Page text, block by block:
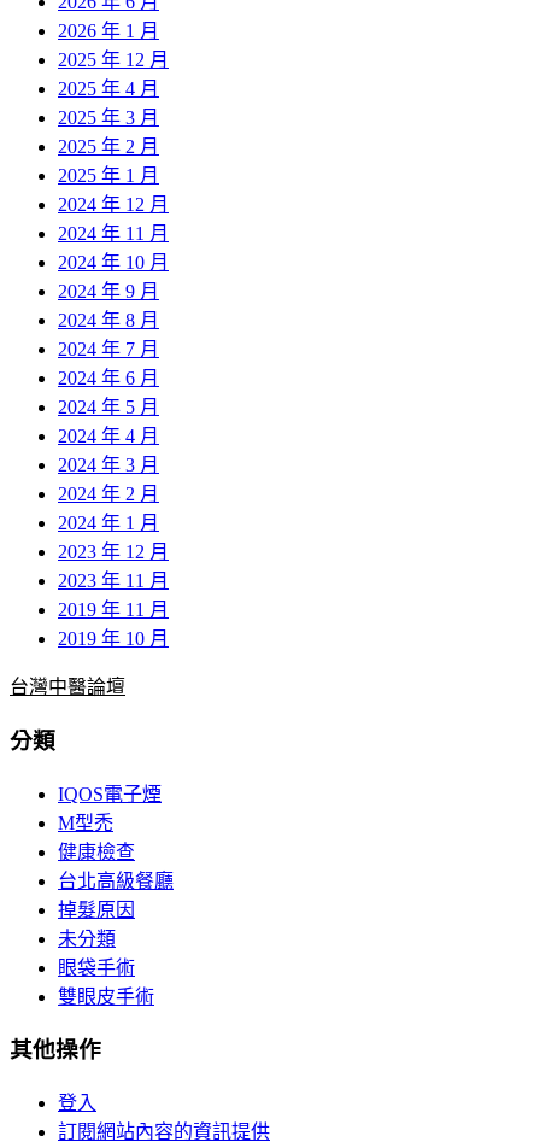
2026 年 1 月
2025 年 12 月
2025 年 4 月
2025 年 3 月
2025 年 2 月
2025 年 1 月
2024 年 12 月
2024 年 11 月
2024 年 10 月
2024 年 9 月
2024 年 8 月
2024 年 7 月
2024 年 6 月
2024 年 5 月
2024 年 4 月
2024 年 3 月
2024 年 2 月
2024 年 1 月
2023 年 12 月
2023 年 11 月
2019 年 11 月
2019 年 10 月
台灣中醫論壇
分類
IQOS電子煙
M型禿
健康檢查
台北高級餐廳
掉髮原因
未分類
眼袋手術
雙眼皮手術
其他操作
登入
訂閱網站內容的資訊提供